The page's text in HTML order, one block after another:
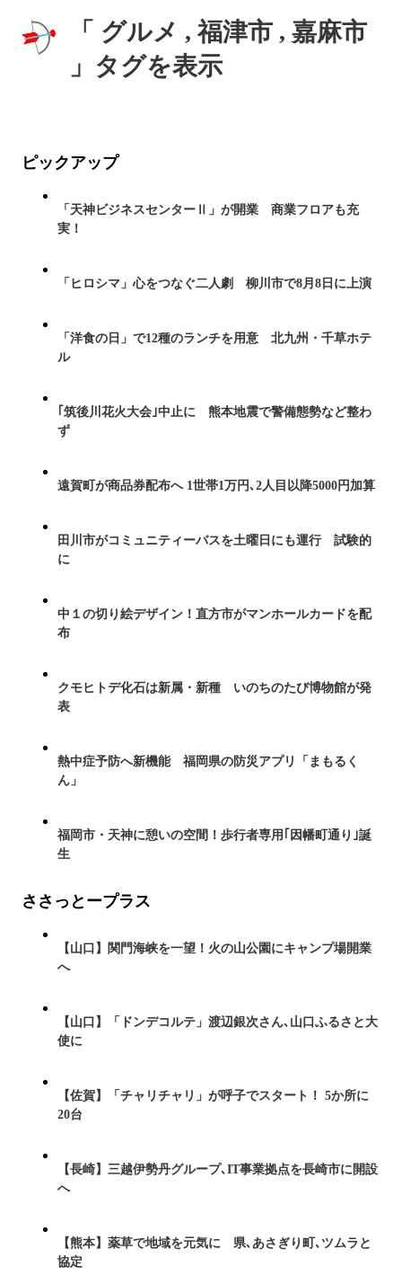
「 グルメ , 福津市 , 嘉麻市
」タグを表示
ピックアップ
「天神ビジネスセンターⅡ」が開業 商業フロアも充
実！
「ヒロシマ」心をつなぐ二人劇 柳川市で8月8日に上演
「洋食の日」で12種のランチを用意 北九州・千草ホテ
ル
｢筑後川花火大会｣中止に 熊本地震で警備態勢など整わ
ず
遠賀町が商品券配布へ 1世帯1万円､2人目以降5000円加算
田川市がコミュニティーバスを土曜日にも運行 試験的
に
中１の切り絵デザイン！直方市がマンホールカードを配
布
クモヒトデ化石は新属・新種 いのちのたび博物館が発
表
熱中症予防へ新機能 福岡県の防災アプリ「まもるく
ん」
福岡市・天神に憩いの空間！歩行者専用｢因幡町通り｣誕
生
ささっとープラス
【山口】関門海峡を一望！火の山公園にキャンプ場開業
へ
【山口】「ドンデコルテ」渡辺銀次さん､山口ふるさと大
使に
【佐賀】「チャリチャリ」が呼子でスタート！ 5か所に
20台
【長崎】三越伊勢丹グループ､IT事業拠点を長崎市に開設
へ
【熊本】薬草で地域を元気に 県､あさぎり町､ツムラと
協定